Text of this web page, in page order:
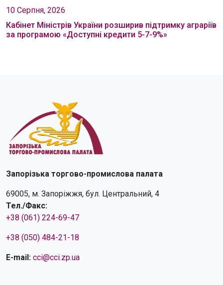
10 Серпня, 2026
Кабінет Міністрів України розширив підтримку аграріїв
за програмою «Доступні кредити 5-7-9%»
Запорізька торгово-промислова палата
69005, м. Запоріжжя, бул. Центральний, 4
Тел./Факс:
+38 (061) 224-69-47
+38 (050) 484-21-18
E-mail: cci@cci.zp.ua